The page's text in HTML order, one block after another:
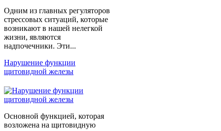
Одним из главных регуляторов
стрессовых ситуаций, которые
возникают в нашей нелегкой
жизни, являются
надпочечники. Эти...
Нарушение функции
щитовидной железы
Основной функцией, которая
возложена на щитовидную